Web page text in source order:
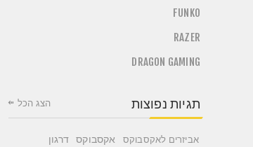
FUNKO
RAZER
DRAGON GAMING
תגיות נפוצות
אביזרים לאקסבוקס אקסבוקס דרגון
הצג הכל